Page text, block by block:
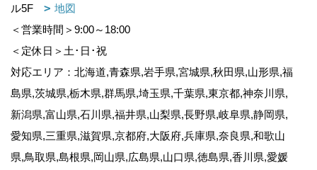
ル5F
地図
＜営業時間＞9:00～18:00
＜定休日＞土･日･祝
対応エリア：北海道,青森県,岩手県,宮城県,秋田県,山形県,福
島県,茨城県,栃木県,群馬県,埼玉県,千葉県,東京都,神奈川県,
新潟県,富山県,石川県,福井県,山梨県,長野県,岐阜県,静岡県,
愛知県,三重県,滋賀県,京都府,大阪府,兵庫県,奈良県,和歌山
県,鳥取県,島根県,岡山県,広島県,山口県,徳島県,香川県,愛媛